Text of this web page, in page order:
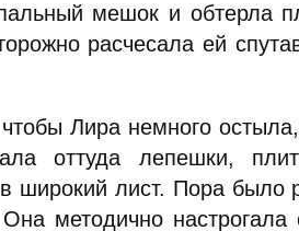
мешок и
расчесала ей
Лира немного
оттуда лепешки,
широкий лист. Пора было
методично настрогала